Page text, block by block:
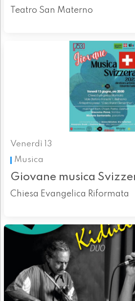
Teatro San Materno
Venerdì 13
Musica
Giovane musica
Chiesa Evangelica Riformata